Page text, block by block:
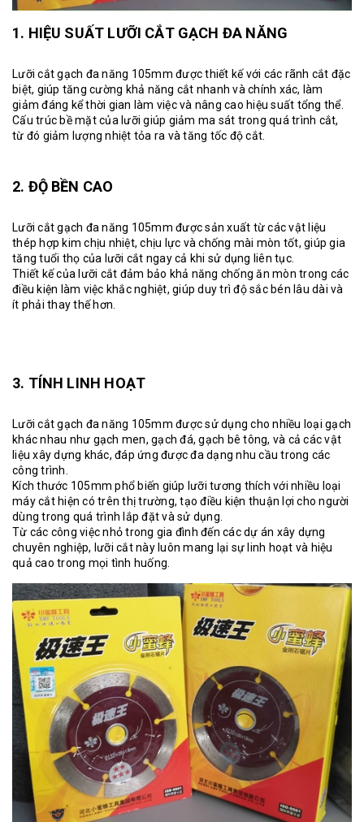
1. HIỆU SUẤT LƯỠI CẮT GẠCH ĐA NĂNG
Lưỡi cắt gạch đa năng 105mm được thiết kế với các rãnh cắt đặc
biệt, giúp tăng cường khả năng cắt nhanh và chính xác, làm
giảm đáng kể thời gian làm việc và nâng cao hiệu suất tổng thể.
Cấu trúc bề mặt của lưỡi giúp giảm ma sát trong quá trình cắt,
từ đó giảm lượng nhiệt tỏa ra và tăng tốc độ cắt.
2. ĐỘ BỀN CAO
Lưỡi cắt gạch đa năng 105mm được sản xuất từ các vật liệu
thép hợp kim chịu nhiệt, chịu lực và chống mài mòn tốt, giúp gia
tăng tuổi thọ của lưỡi cắt ngay cả khi sử dụng liên tục.
Thiết kế của lưỡi cắt đảm bảo khả năng chống ăn mòn trong các
điều kiện làm việc khắc nghiệt, giúp duy trì độ sắc bén lâu dài và
ít phải thay thế hơn.
3. TÍNH LINH HOẠT
Lưỡi cắt gạch đa năng 105mm được sử dụng cho nhiều loại gạch
khác nhau như gạch men, gạch đá, gạch bê tông, và cả các vật
liệu xây dựng khác, đáp ứng được đa dạng nhu cầu trong các
công trình.
Kích thước 105mm phổ biến giúp lưỡi tương thích với nhiều loại
máy cắt hiện có trên thị trường, tạo điều kiện thuận lợi cho người
dùng trong quá trình lắp đặt và sử dụng.
Từ các công việc nhỏ trong gia đình đến các dự án xây dựng
chuyên nghiệp, lưỡi cắt này luôn mang lại sự linh hoạt và hiệu
quả cao trong mọi tình huống.